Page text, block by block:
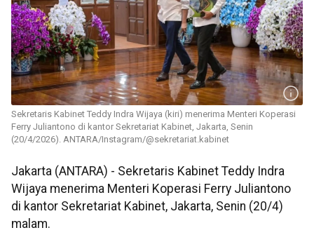
Sekretaris Kabinet Teddy Indra Wijaya (kiri) menerima Menteri Koperasi
Ferry Juliantono di kantor Sekretariat Kabinet, Jakarta, Senin
(20/4/2026). ANTARA/Instagram/@sekretariat.kabinet
Jakarta (ANTARA) - Sekretaris Kabinet Teddy Indra
Wijaya menerima Menteri Koperasi Ferry Juliantono
di kantor Sekretariat Kabinet, Jakarta, Senin (20/4)
malam.